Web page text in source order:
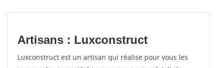
votes
Artisans : Luxconstruct
Luxconstruct est un artisan qui réalise pour vous les